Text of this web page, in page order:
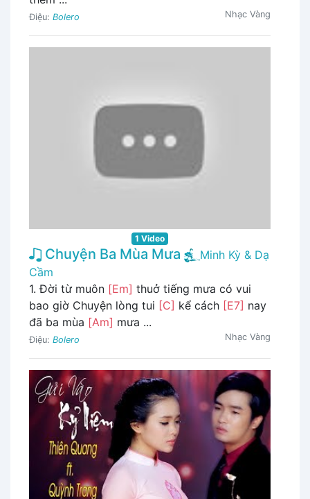
Điệu: Bolero Nhạc Vàng
1 Video
Chuyện Ba Mùa Mưa
Minh Kỳ & Dạ
Cầm
1. Đời từ muôn [Em] thuở tiếng mưa có vui
bao giờ Chuyện lòng tui [C] kể cách [E7] nay
đã ba mùa [Am] mưa ...
Điệu: Bolero Nhạc Vàng